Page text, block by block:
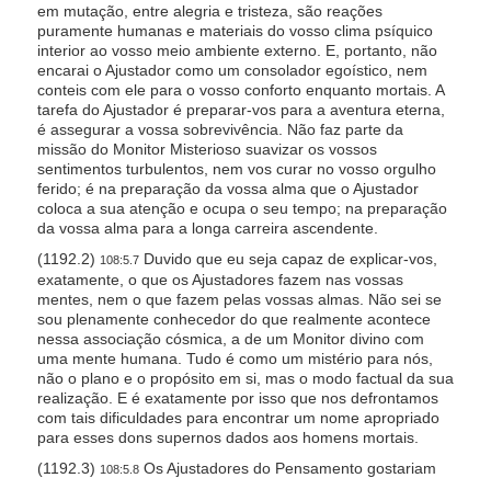
em mutação, entre alegria e tristeza, são reações
puramente humanas e materiais do vosso clima psíquico
interior ao vosso meio ambiente externo. E, portanto, não
encarai o Ajustador como um consolador egoístico, nem
conteis com ele para o vosso conforto enquanto mortais. A
tarefa do Ajustador é preparar-vos para a aventura eterna,
é assegurar a vossa sobrevivência. Não faz parte da
missão do Monitor Misterioso suavizar os vossos
sentimentos turbulentos, nem vos curar no vosso orgulho
ferido; é na preparação da vossa alma que o Ajustador
coloca a sua atenção e ocupa o seu tempo; na preparação
da vossa alma para a longa carreira ascendente.
(1192.2) 108:5.7Duvido que eu seja capaz de explicar-vos,
exatamente, o que os Ajustadores fazem nas vossas
mentes, nem o que fazem pelas vossas almas. Não sei se
sou plenamente conhecedor do que realmente acontece
nessa associação cósmica, a de um Monitor divino com
uma mente humana. Tudo é como um mistério para nós,
não o plano e o propósito em si, mas o modo factual da sua
realização. E é exatamente por isso que nos defrontamos
com tais dificuldades para encontrar um nome apropriado
para esses dons supernos dados aos homens mortais.
(1192.3) 108:5.8Os Ajustadores do Pensamento gostariam